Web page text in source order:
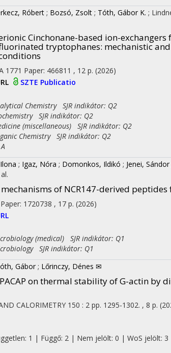
Róbert ; Bozsó, Zsolt ; Tóth, Gábor K. ;
Cinchonane-based ion-
tryptophanes: mechanistic
1771 Paper: 466811 , 12 p. (2026)
SZTE Publicatio
Chemistry SJR indikátor: Q2
SJR indikátor: Q2
(miscellaneous) SJR indikátor: Q2
Chemistry SJR indikátor: Q2
; Igaz, Nóra ; Domonkos, Ildikó ; Jenei, Sándor
of NCR147-derived
Paper: 1720738 , 17 p. (2026)
(medical) SJR indikátor: Q1
SJR indikátor: Q1
Gábor ; Lőrinczy, Dénes ✉
on thermal stability of G-actin by
CALORIMETRY 150 : 2 pp. 1295-1302. , 8 p.
1 | Függő: 2 | Nem jelölt: 0 | WoS jelölt: